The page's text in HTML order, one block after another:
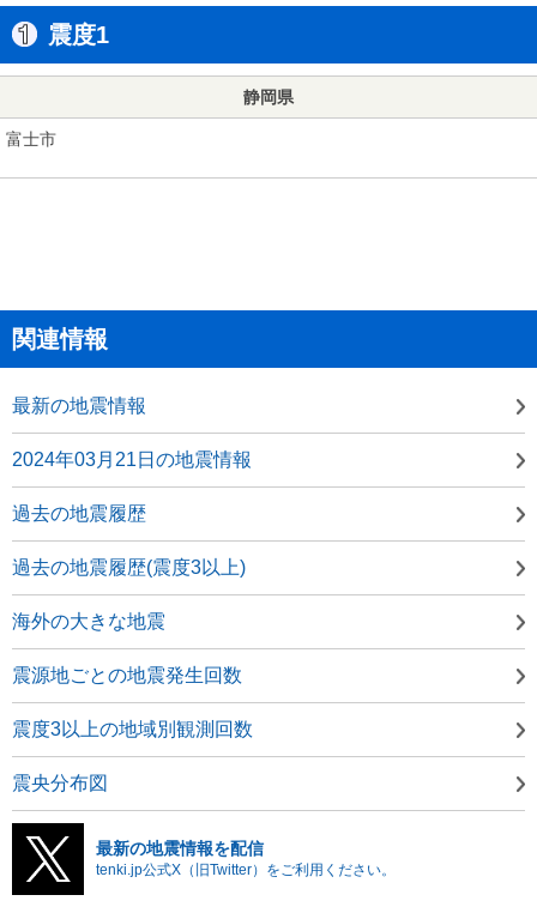
震度1
静岡県
富士市
関連情報
最新の地震情報
2024年03月21日の地震情報
過去の地震履歴
過去の地震履歴(震度3以上)
海外の大きな地震
震源地ごとの地震発生回数
震度3以上の地域別観測回数
震央分布図
最新の地震情報を配信
tenki.jp公式X（旧Twitter）をご利用ください。